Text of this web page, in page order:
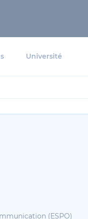
Université
(ESPO)